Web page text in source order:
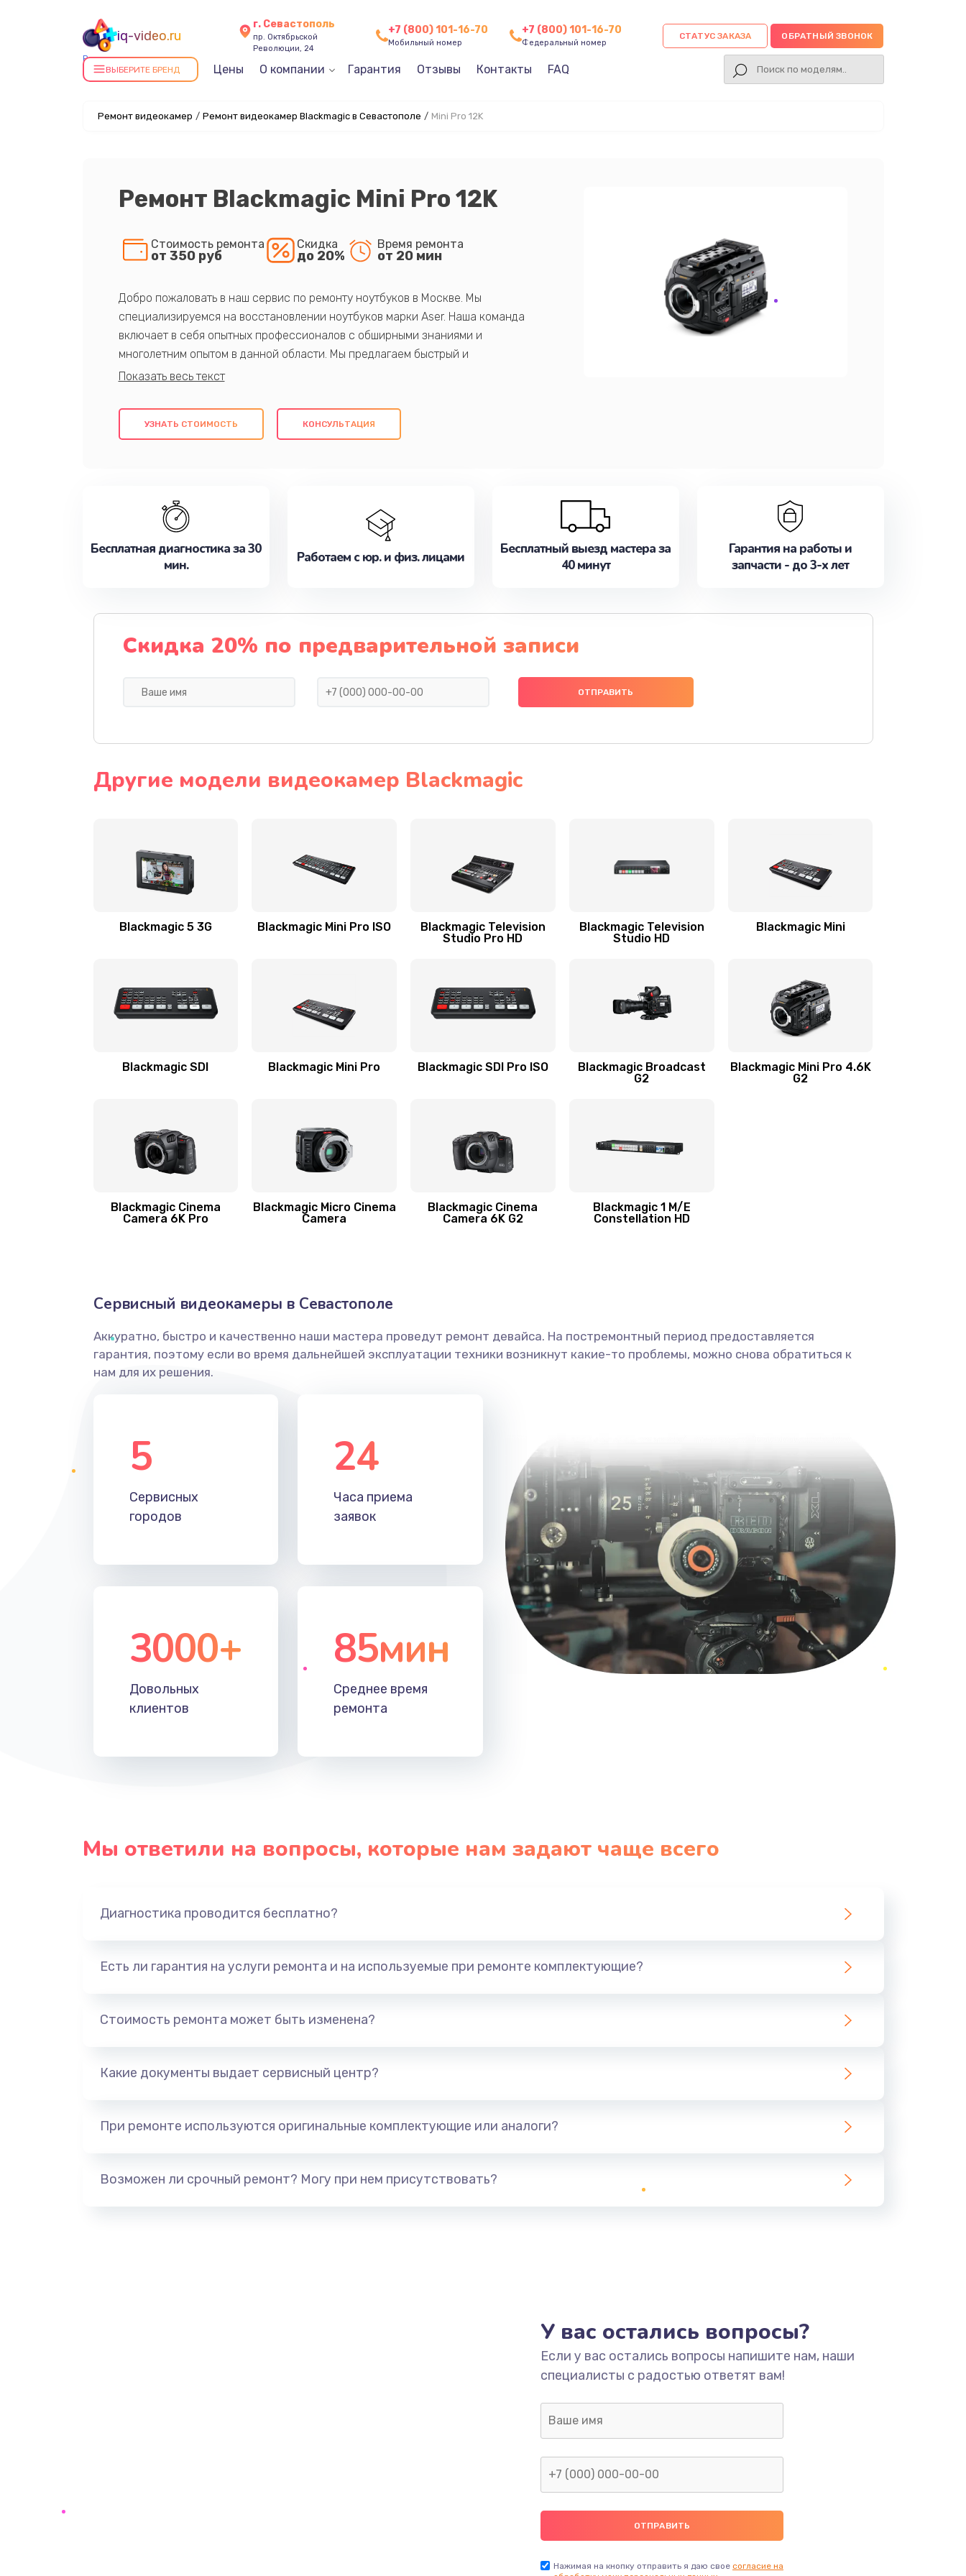
iq-video.ru
Ремонт видеокамер в
Севастополе
г. Севастополь
пр. Октябрьской
Революции, 24
+7 (800) 101-16-70
Мобильный номер
+7 (800) 101-16-70
Федеральный номер
СТАТУС ЗАКАЗА ОБРАТНЫЙ ЗВОНОК
ВЫБЕРИТЕ БРЕНД Цены О компании Гарантия Отзывы Контакты FAQ
Ремонт видеокамер / Ремонт видеокамер Blackmagic в Севастополе / Mini Pro 12K
Ремонт Blackmagic Mini Pro 12K
Стоимость ремонта
от 350 руб
Скидка
до 20%
Время ремонта
от 20 мин
Добро пожаловать в наш сервис по ремонту ноутбуков в Москве. Мы
специализируемся на восстановлении ноутбуков марки Aser. Наша команда
включает в себя опытных профессионалов с обширными знаниями и
многолетним опытом в данной области. Мы предлагаем быстрый и
качественный ремонт с использованием оригинальных компонентов, а также
клиентам надежное и профессиональное обслуживание, удовлетворяя их
потребности наилучшим образом. Не медлите записаться на ремонт уже
УЗНАТЬ СТОИМОСТЬ КОНСУЛЬТАЦИЯ
Бесплатная диагностика за 30
мин.
Работаем с юр. и физ. лицами
Бесплатный выезд мастера за
40 минут
Гарантия на работы и
запчасти - до 3-х лет
Скидка 20% по предварительной записи
Другие модели видеокамер Blackmagic
Blackmagic 5 3G Blackmagic Mini Pro ISO
Blackmagic Television
Studio Pro HD
Blackmagic Television
Studio HD
Blackmagic Mini
Blackmagic SDI Blackmagic Mini Pro Blackmagic SDI Pro ISO
Blackmagic Broadcast
G2
Blackmagic Mini Pro 4.6K
G2
Blackmagic Cinema
Camera 6K Pro
Blackmagic Micro Cinema
Camera
Blackmagic Cinema
Camera 6K G2
Blackmagic 1 M/E
Constellation HD
Сервисный видеокамеры в Севастополе
Аккуратно, быстро и качественно наши мастера проведут ремонт девайса. На постремонтный период предоставляется
гарантия, поэтому если во время дальнейшей эксплуатации техники возникнут какие-то проблемы, можно снова обратиться к
нам для их решения.
5
Сервисных
городов
24
Часа приема
заявок
3000+
Довольных
клиентов
85мин
Среднее время
ремонта
Мы ответили на вопросы, которые нам задают чаще всего
Диагностика проводится бесплатно?
Есть ли гарантия на услуги ремонта и на используемые при ремонте комплектующие?
Стоимость ремонта может быть изменена?
Какие документы выдает сервисный центр?
При ремонте используются оригинальные комплектующие или аналоги?
Возможен ли срочный ремонт? Могу при нем присутствовать?
У вас остались вопросы?
Если у вас остались вопросы напишите нам, наши
специалисты с радостью ответят вам!
Нажимая на кнопку отправить я даю свое согласие на